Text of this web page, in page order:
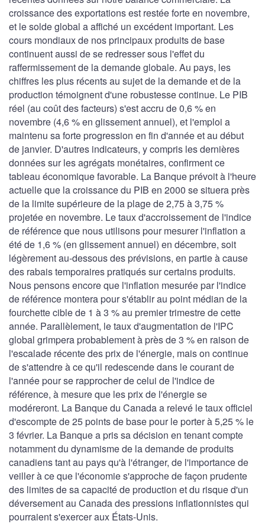
croissance des exportations est restée forte en novembre,
et le solde global a affiché un excédent important. Les
cours mondiaux de nos principaux produits de base
continuent aussi de se redresser sous l'effet du
raffermissement de la demande globale. Au pays, les
chiffres les plus récents au sujet de la demande et de la
production témoignent d'une robustesse continue. Le PIB
réel (au coût des facteurs) s'est accru de 0,6 % en
novembre (4,6 % en glissement annuel), et l'emploi a
maintenu sa forte progression en fin d'année et au début
de janvier. D'autres indicateurs, y compris les dernières
données sur les agrégats monétaires, confirment ce
tableau économique favorable. La Banque prévoit à l'heure
actuelle que la croissance du PIB en 2000 se situera près
de la limite supérieure de la plage de 2,75 à 3,75 %
projetée en novembre. Le taux d'accroissement de l'indice
de référence que nous utilisons pour mesurer l'inflation a
été de 1,6 % (en glissement annuel) en décembre, soit
légèrement au-dessous des prévisions, en partie à cause
des rabais temporaires pratiqués sur certains produits.
Nous pensons encore que l'inflation mesurée par l'indice
de référence montera pour s'établir au point médian de la
fourchette cible de 1 à 3 % au premier trimestre de cette
année. Parallèlement, le taux d'augmentation de l'IPC
global grimpera probablement à près de 3 % en raison de
l'escalade récente des prix de l'énergie, mais on continue
de s'attendre à ce qu'il redescende dans le courant de
l'année pour se rapprocher de celui de l'indice de
référence, à mesure que les prix de l'énergie se
modéreront. La Banque du Canada a relevé le taux officiel
d'escompte de 25 points de base pour le porter à 5,25 % le
3 février. La Banque a pris sa décision en tenant compte
notamment du dynamisme de la demande de produits
canadiens tant au pays qu'à l'étranger, de l'importance de
veiller à ce que l'économie s'approche de façon prudente
des limites de sa capacité de production et du risque d'un
déversement au Canada des pressions inflationnistes qui
pourraient s'exercer aux États-Unis.